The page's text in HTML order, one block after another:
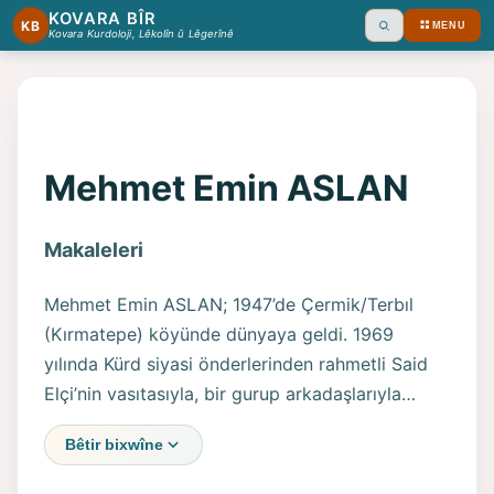
KB KOVARA BÎR
Kovara Kurdoloji, Lêkolîn û Lêgerînê Ara MENU
Mehmet Emin ASLAN
Makaleleri
Mehmet Emin ASLAN; 1947’de Çermik/Terbıl
(Kırmatepe) köyünde dünyaya geldi. 1969
yılında Kürd siyasi önderlerinden rahmetli Said
Elçi’nin vasıtasıyla, bir gurup arkadaşlarıyla
birlikte, Türkiye Kürdistan Demokrat Parti’si¬ne
katıldı. Kendi deyimiyle, “ulusal duygu ve ulusal
Bêtir bixwîne